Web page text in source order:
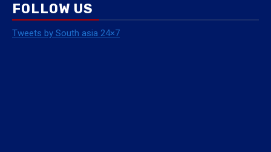
FOLLOW US
Tweets by South asia 24×7